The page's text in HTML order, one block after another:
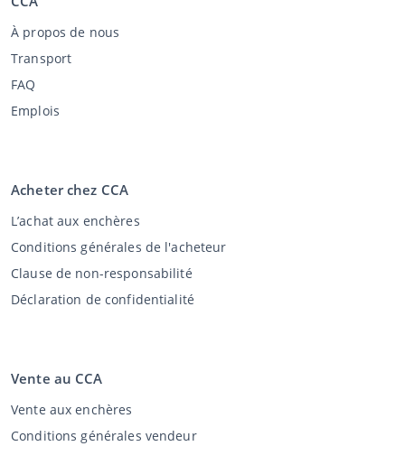
À propos de nous
Transport
FAQ
Emplois
Acheter chez CCA
L’achat aux enchères
Conditions générales de l'acheteur
Clause de non-responsabilité
Déclaration de confidentialité
Vente au CCA
Vente aux enchères
Conditions générales vendeur